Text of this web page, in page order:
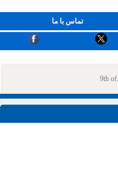
تماس با ما
9th of